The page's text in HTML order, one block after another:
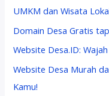
UMKM dan Wisata
Domain Desa Gratis
Website Desa.ID:
Website Desa Murah
Kamu!